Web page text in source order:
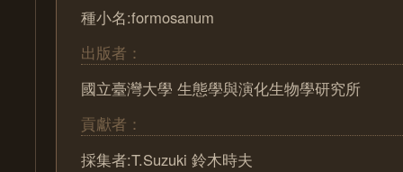
種小名:formosanum
出版者：
國立臺灣大學 生態學與演化生物學研究所
貢獻者：
採集者:T.Suzuki 鈴木時夫